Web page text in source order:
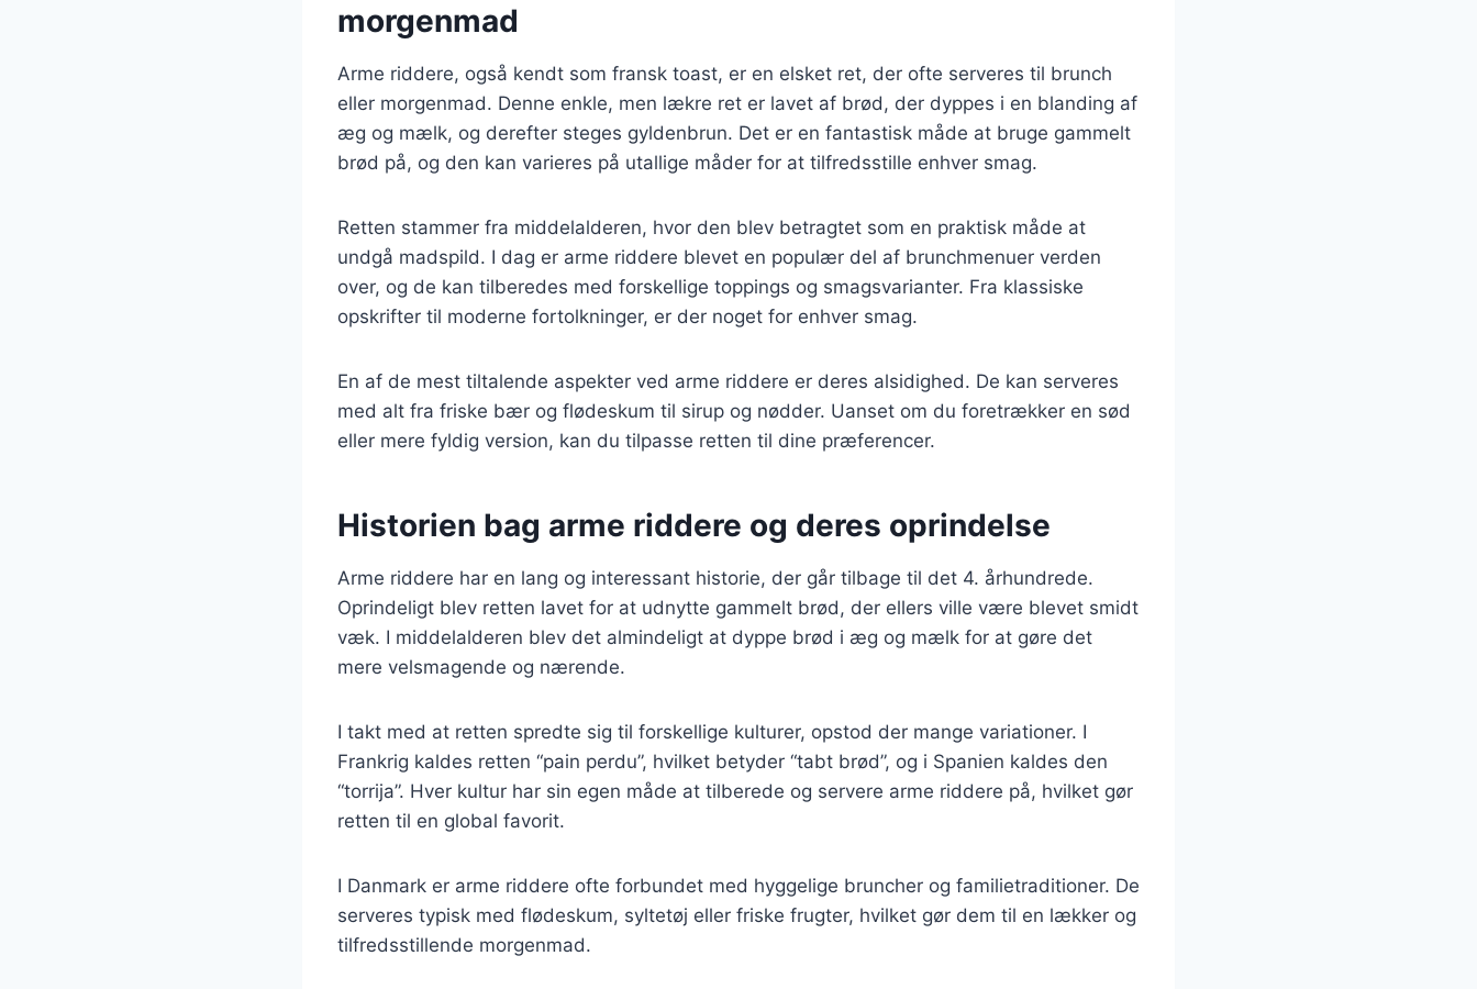
morgenmad
Arme riddere, også kendt som fransk toast, er en elsket ret, der ofte serveres til brunch
eller morgenmad. Denne enkle, men lækre ret er lavet af brød, der dyppes i en blanding af
æg og mælk, og derefter steges gyldenbrun. Det er en fantastisk måde at bruge gammelt
brød på, og den kan varieres på utallige måder for at tilfredsstille enhver smag.
Retten stammer fra middelalderen, hvor den blev betragtet som en praktisk måde at
undgå madspild. I dag er arme riddere blevet en populær del af brunchmenuer verden
over, og de kan tilberedes med forskellige toppings og smagsvarianter. Fra klassiske
opskrifter til moderne fortolkninger, er der noget for enhver smag.
En af de mest tiltalende aspekter ved arme riddere er deres alsidighed. De kan serveres
med alt fra friske bær og flødeskum til sirup og nødder. Uanset om du foretrækker en sød
eller mere fyldig version, kan du tilpasse retten til dine præferencer.
Historien bag arme riddere og deres oprindelse
Arme riddere har en lang og interessant historie, der går tilbage til det 4. århundrede.
Oprindeligt blev retten lavet for at udnytte gammelt brød, der ellers ville være blevet smidt
væk. I middelalderen blev det almindeligt at dyppe brød i æg og mælk for at gøre det
mere velsmagende og nærende.
I takt med at retten spredte sig til forskellige kulturer, opstod der mange variationer. I
Frankrig kaldes retten “pain perdu”, hvilket betyder “tabt brød”, og i Spanien kaldes den
“torrija”. Hver kultur har sin egen måde at tilberede og servere arme riddere på, hvilket gør
retten til en global favorit.
I Danmark er arme riddere ofte forbundet med hyggelige bruncher og familietraditioner. De
serveres typisk med flødeskum, syltetøj eller friske frugter, hvilket gør dem til en lækker og
tilfredsstillende morgenmad.